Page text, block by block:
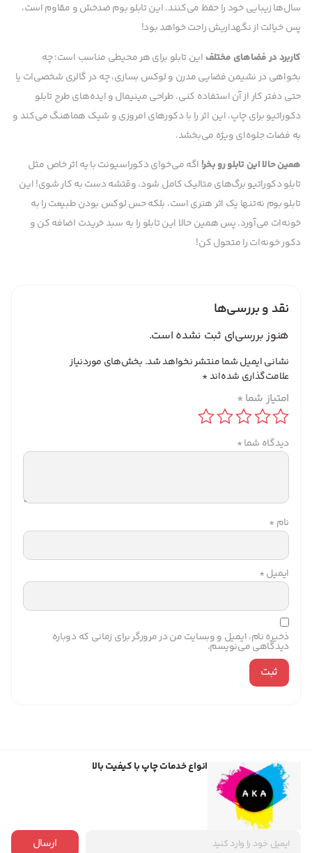
سال‌ها زیبایی خود را حفظ می‌کنند. این تابلو بوم ضدخش و مقاوم است،
پس خیالت از نگهداریش راحت خواهد بود!
کاربرد در فضاهای مختلف این تابلو برای هر محیطی مناسب است؛ چه
بخواهی در نشیمن فضایی مدرن و لوکس بسازی، چه در گالری شخصی‌ات یا
حتی دفتر کار از آن استفاده کنی. طراحی مینیمال و ایده‌های طرح تابلو
دکوراتیو برای چاپ، این اثر را با دکورهای امروزی و شیک هماهنگ می‌کند و
به فضات جلوه‌ای ویژه می‌بخشد.
همین حالا این تابلو رو بخر! اگه می‌خوای دکوراسیونت با یه اثر خاص مثل
تابلو دکوراتیو برگ‌های متالیک کامل شود، وقتشه دست به کار شوی! این
تابلو بوم نه‌تنها یک اثر هنری است، بلکه حس لوکس بودن طبیعت را به
خونه‌ات می‌آورد. پس همین حالا این تابلو را به سبد خریدت اضافه کن و
دکور خونه‌ات را متحول کن!
نقد و بررسی‌ها
هنوز بررسی‌ای ثبت نشده است.
نشانی ایمیل شما منتشر نخواهد شد. بخش‌های موردنیاز
علامت‌گذاری شده‌اند*
امتیاز شما *
دیدگاه شما*
نام *
ایمیل*
ذخیره نام، ایمیل و وبسایت من در مرورگر برای زمانی که دوباره
دیدگاهی می‌نویسم.
انواع خدمات چاپ با کیفیت بالا
ارسال